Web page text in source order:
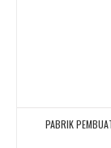
PABRIK